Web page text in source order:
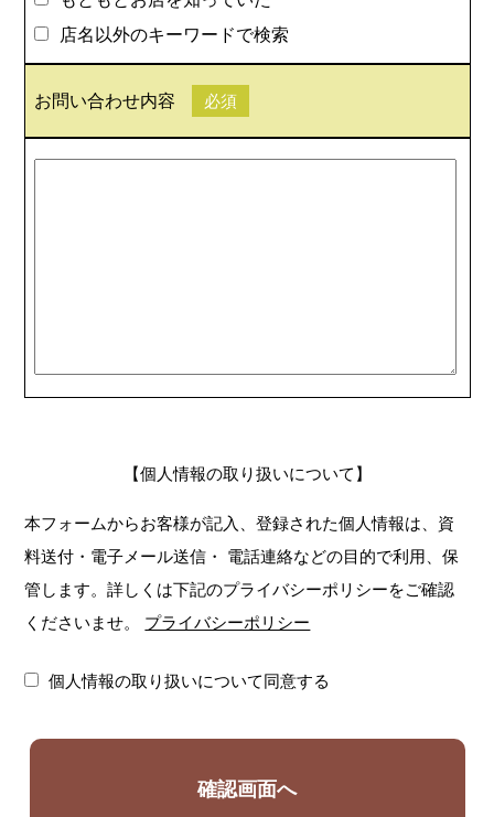
店名以外のキーワードで検索
お問い合わせ内容 必須
【個人情報の取り扱いについて】
本フォームからお客様が記入、登録された個人情報は、資
料送付・電子メール送信・ 電話連絡などの目的で利用、保
管します。詳しくは下記のプライバシーポリシーをご確認
くださいませ。
プライバシーポリシー
個人情報の取り扱いについて同意する